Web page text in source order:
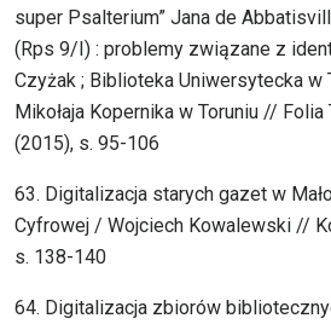
super Psalterium” Jana de
(Rps 9/I) : problemy związane z
Czyżak ; Biblioteka Uniwersytecka w
Mikołaja Kopernika w Toruniu // Folia
(2015), s. 95-106
63. Digitalizacja starych gazet w
Cyfrowej / Wojciech Kowalewski //
s. 138-140
64. Digitalizacja zbiorów